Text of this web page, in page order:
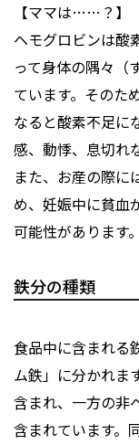
【ママは……？】
ヘモグロビンは酸
って身体の隅々（
ています。そのた
なると酸素不足に
感、動悸、息切れ
また、お産の際に
め、妊娠中に貧血
可能性があります
鉄分の種類
食品中に含まれる
ム鉄」に分かれま
含まれ、一方の非
含まれています。